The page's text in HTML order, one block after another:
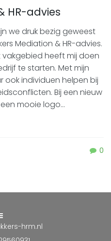
HR-advies
we druk bezig geweest
Mediation & HR-advies.
heeft mij doen
te starten. Met mijn
ook individuen helpen bij
Bij een nieuw
mooie logo…
0
hrm.nl